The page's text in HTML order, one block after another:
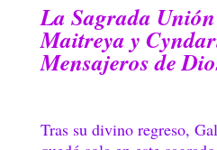
La Sagrada
Maitreya y
Mensajeros de
Tras su divino regreso,